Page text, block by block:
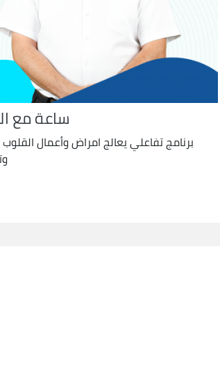
ساعة مع
برنامج تفاعلي يعالج امراض وأعمال القلوب